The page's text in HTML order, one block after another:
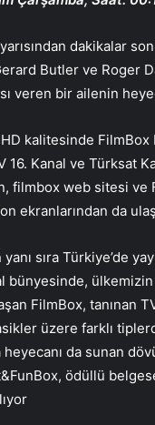
yarısından dakikalar
Butler ve Roger
veren bir ailenin
kalitesinde
16. Kanal ve Türksat
filmbox web sitesi ve
ekranlarından da
sıra Türkiye’de
FilmBox, tanınan
üzere farklı
heyecanı da sunan
ödüllü